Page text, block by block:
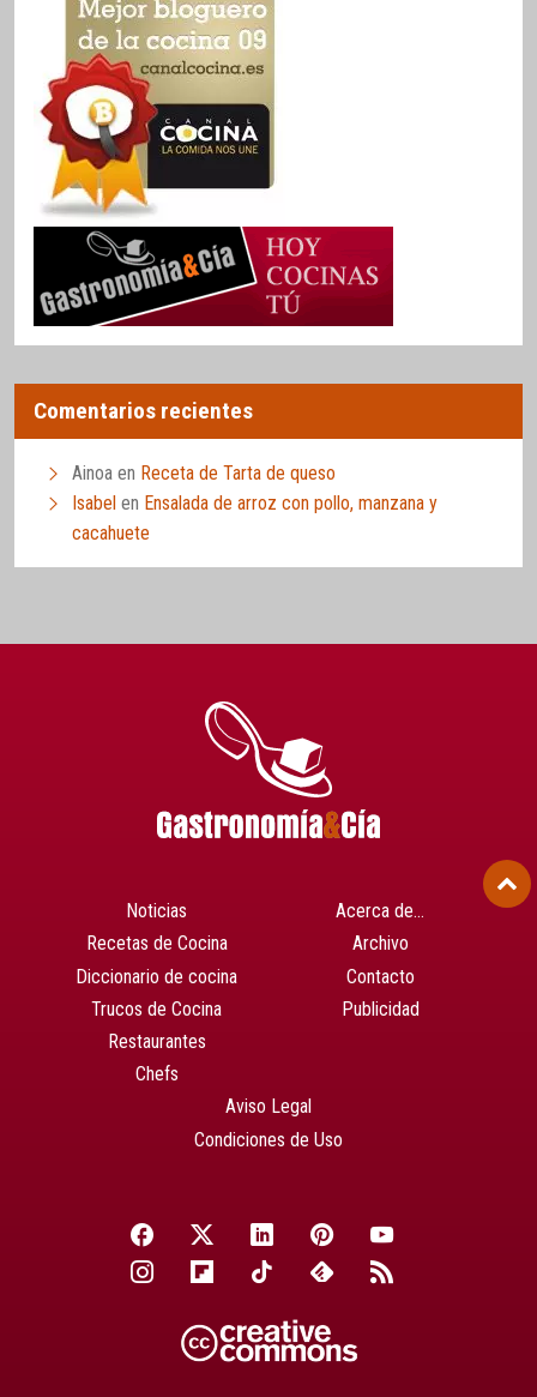
Comentarios recientes
Ainoa en Receta de Tarta de queso
Isabel en Ensalada de arroz con pollo, manzana y
cacahuete
Noticias
Recetas de Cocina
Diccionario de cocina
Trucos de Cocina
Restaurantes
Chefs
Acerca de…
Archivo
Contacto
Publicidad
Aviso Legal
Condiciones de Uso